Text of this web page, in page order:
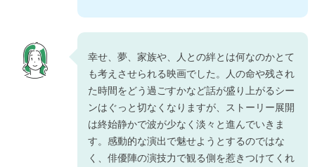
幸せ、夢、家族や、人との絆とは何なのかとて
も考えさせられる映画でした。人の命や残され
た時間をどう過ごすかなど話が盛り上がるシー
ンはぐっと切なくなりますが、ストーリー展開
は終始静かで波が少なく淡々と進んでいきま
す。感動的な演出で魅せようとするのではな
く、俳優陣の演技力で観る側を惹きつけてくれ